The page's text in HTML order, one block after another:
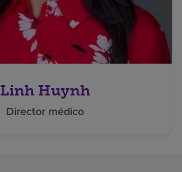
Linh Huynh
Director médico